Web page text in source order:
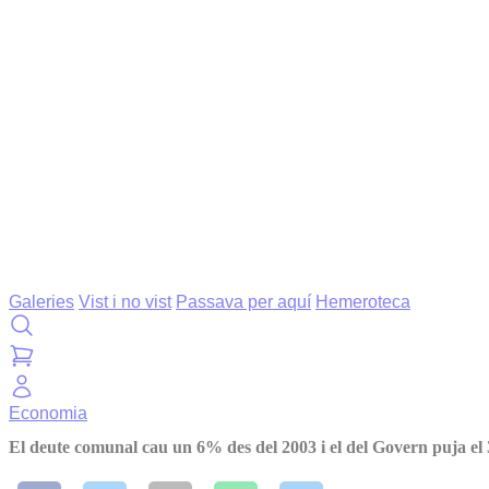
Galeries Vist i no vist Passava per aquí Hemeroteca
Economia
El deute comunal cau un 6% des del 2003 i el del Govern puja el